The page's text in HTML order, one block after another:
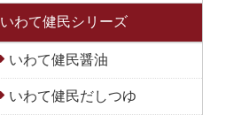
いわて健民シリーズ
いわて健民醤油
いわて健民だしつゆ